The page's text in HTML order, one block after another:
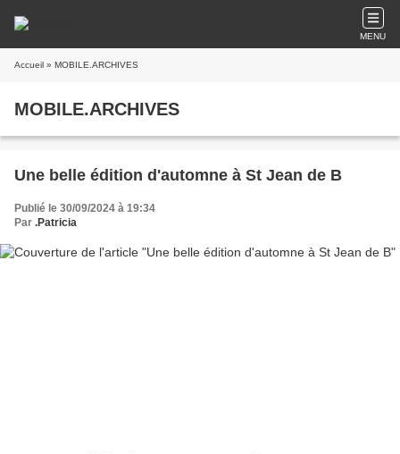
MENU
Accueil » MOBILE.ARCHIVES
MOBILE.ARCHIVES
Une belle édition d'automne à St Jean de B
Publié le 30/09/2024 à 19:34
Par .Patricia